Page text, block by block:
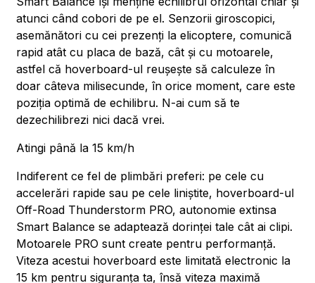
atunci când cobori de pe el. Senzorii giroscopici,
asemănători cu cei prezenți la elicoptere, comunică
rapid atât cu placa de bază, cât și cu motoarele,
astfel că hoverboard-ul reușește să calculeze în
doar câteva milisecunde, în orice moment, care este
poziția optimă de echilibru. N-ai cum să te
dezechilibrezi nici dacă vrei.
Atingi până la 15 km/h
Indiferent ce fel de plimbări preferi: pe cele cu
accelerări rapide sau pe cele liniștite, hoverboard-ul
Off-Road Thunderstorm PRO, autonomie extinsa
Smart Balance se adaptează dorinței tale cât ai clipi.
Motoarele PRO sunt create pentru performanță.
Viteza acestui hoverboard este limitată electronic la
15 km pentru siguranța ta, însă viteza maximă